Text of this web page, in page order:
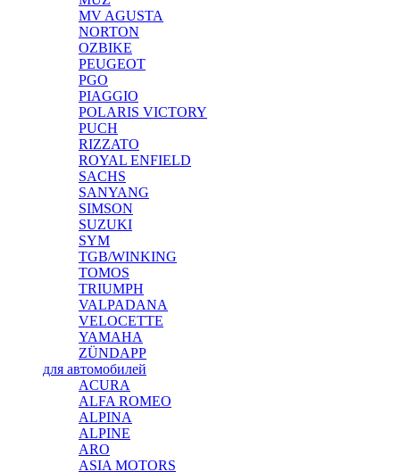
MV AGUSTA
NORTON
OZBIKE
PEUGEOT
PGO
PIAGGIO
POLARIS VICTORY
PUCH
RIZZATO
ROYAL ENFIELD
SACHS
SANYANG
SIMSON
SUZUKI
SYM
TGB/WINKING
TOMOS
TRIUMPH
VALPADANA
VELOCETTE
YAMAHA
ZÜNDAPP
для автомобилей
ACURA
ALFA ROMEO
ALPINA
ALPINE
ARO
ASIA MOTORS